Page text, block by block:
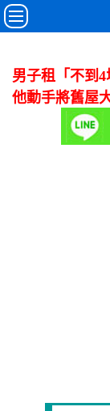
男子租「不到
他動手將舊屋